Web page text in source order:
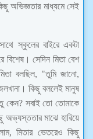
অভিজ্ঞতার মাধ্যমে সেই
স্কুলের বাইরে একটা
বিশেষ। সেদিন মিতা বেশ
বলছিল, "তুমি জানো,
কিছু বললেই মানুষ
কেন? সবাই তো তোমাকে
অভ্যস্ততার মাঝে হারিয়ে
মিতার ভেতরেও কিছু